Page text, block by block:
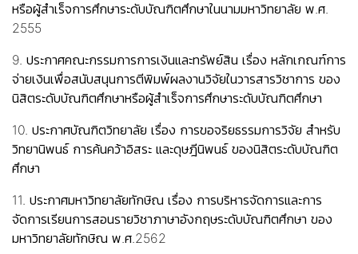
หรือผู้สำเร็จการศึกษาระดับบัณฑิตศึกษาในนามมหาวิทยาลัย พ.ศ.
2555
9. ประกาศคณะกรรมการการเงินและทรัพย์สิน เรื่อง หลักเกณฑ์การ
จ่ายเงินเพื่อสนับสนุนการตีพิมพ์ผลงานวิจัยในวารสารวิชาการ ของ
นิสิตระดับบัณฑิตศึกษาหรือผู้สำเร็จการศึกษาระดับบัณฑิตศึกษา
10. ประกาศบัณฑิตวิทยาลัย เรื่อง การขอจริยธรรมการวิจัย สำหรับ
วิทยานิพนธ์ การค้นคว้าอิสระ และดุษฎีนิพนธ์ ของนิสิตระดับบัณฑิต
ศึกษา
11. ประกาศมหาวิทยาลัยทักษิณ เรื่อง การบริหารจัดการและการ
จัดการเรียนการสอนรายวิชาภาษาอังกฤษระดับบัณฑิตศึกษา ของ
มหาวิทยาลัยทักษิณ พ.ศ.2562